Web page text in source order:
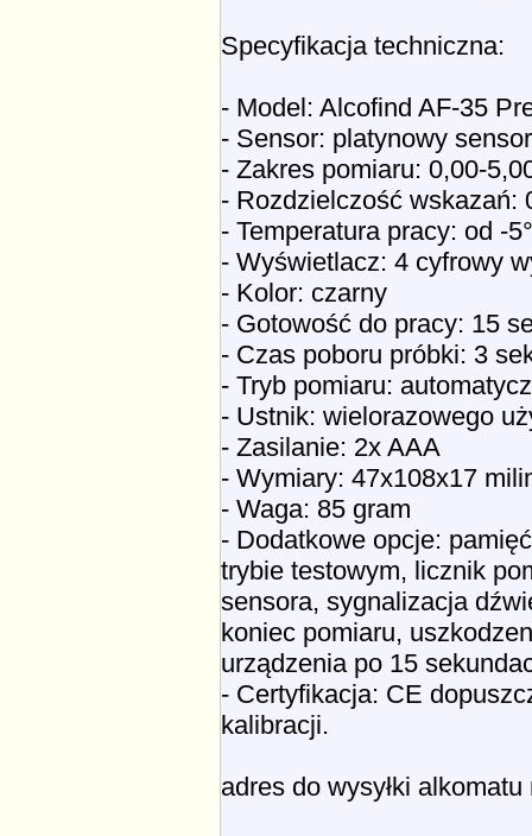
Specyfikacja techniczna:
- Model: Alcofind AF-35
- Sensor: platynowy
- Zakres pomiaru: 0,00-
- Rozdzielczość
- Temperatura pracy: od -
- Wyświetlacz: 4 cyfrowy
- Kolor: czarny
- Gotowość do pracy: 15
- Czas poboru próbki: 3
- Tryb pomiaru:
- Ustnik: wielorazowego
- Zasilanie: 2x AAA
- Wymiary: 47x108x17
- Waga: 85 gram
- Dodatkowe opcje:
trybie testowym, licznik
sensora, sygnalizacja
koniec pomiaru,
urządzenia po 15
- Certyfikacja: CE
kalibracji.
adres do wysyłki